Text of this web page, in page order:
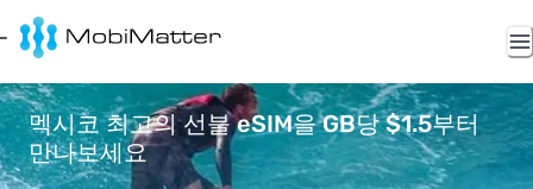
멕시코 최고의 선불 eSIM을 GB당 $1.5부터
만나보세요